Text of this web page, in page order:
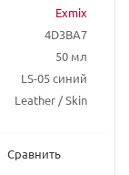
Exmix
4D3BA7
50 мл
LS-05 синий
Leather / Skin
Сравнить